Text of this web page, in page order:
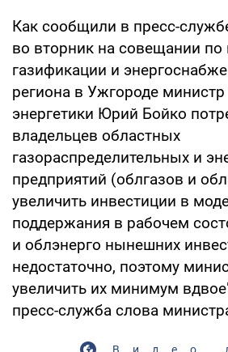
Как сообщили в пресс-
во вторник на совещании по
газификации и
региона в Ужгороде
энергетики Юрий Бойко
владельцев областных
газораспределительных и
предприятий (облгазов и
увеличить инвестиции в
поддержания в рабочем
и облэнерго нынешних
недостаточно, поэтому
увеличить их минимум
пресс-служба слова
Видео